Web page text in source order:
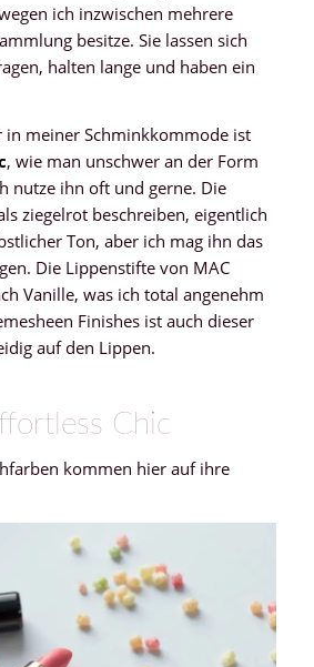
ich inzwischen mehrere
besitze. Sie lassen sich
halten lange und haben ein
in meiner Schminkkommode ist
, wie man unschwer an der Form
nutze ihn oft und gerne. Die
ziegelrot beschreiben, eigentlich
Ton, aber ich mag ihn das
Die Lippenstifte von MAC
Vanille, was ich total angenehm
Finishes ist auch dieser
auf den Lippen.
Chic
kommen hier auf ihre